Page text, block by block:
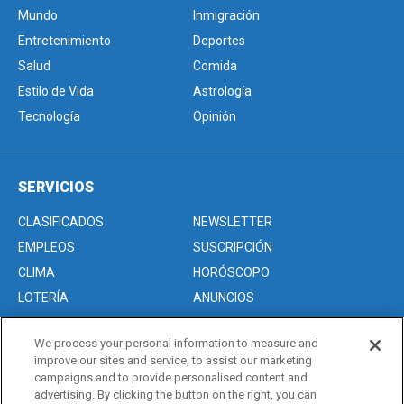
Mundo
Inmigración
Entretenimiento
Deportes
Salud
Comida
Estilo de Vida
Astrología
Tecnología
Opinión
SERVICIOS
CLASIFICADOS
NEWSLETTER
EMPLEOS
SUSCRIPCIÓN
CLIMA
HORÓSCOPO
LOTERÍA
ANUNCIOS
Acerca de nosotros
Advertise with Us/Anuncios
We process your personal information to measure and
improve our sites and service, to assist our marketing
campaigns and to provide personalised content and
advertising. By clicking the button on the right, you can